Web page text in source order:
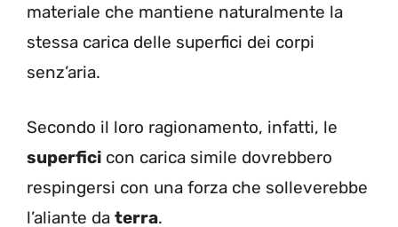
materiale che mantiene naturalmente la
stessa carica delle superfici dei corpi
senz’aria.
Secondo il loro ragionamento, infatti, le
superfici con carica simile dovrebbero
respingersi con una forza che solleverebbe
l’aliante da terra.